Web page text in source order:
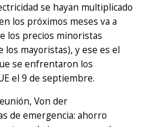
se hayan multiplicado
los próximos meses va a
los precios minoristas
los mayoristas), y ese es el
se enfrentaron los
el 9 de septiembre.
Von der
de emergencia: ahorro